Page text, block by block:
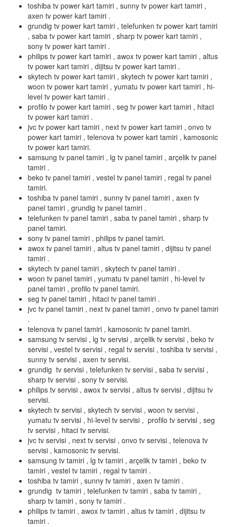
toshiba tv power kart tamiri , sunny tv power kart tamiri ,
axen tv power kart tamiri .
grundig tv power kart tamiri , telefunken tv power kart tamiri
, saba tv power kart tamiri , sharp tv power kart tamiri ,
sony tv power kart tamiri .
philips tv power kart tamiri , awox tv power kart tamiri , altus
tv power kart tamiri , dijitsu tv power kart tamiri .
skytech tv power kart tamiri , skytech tv power kart tamiri ,
woon tv power kart tamiri , yumatu tv power kart tamiri , hi-
level tv power kart tamiri .
profilo tv power kart tamiri , seg tv power kart tamiri , hitaci
tv power kart tamiri .
jvc tv power kart tamiri , next tv power kart tamiri , onvo tv
power kart tamiri , telenova tv power kart tamiri , kamosonic
tv power kart tamiri.
samsung tv panel tamiri , lg tv panel tamiri , arçelik tv panel
tamiri .
beko tv panel tamiri , vestel tv panel tamiri , regal tv panel
tamiri.
toshiba tv panel tamiri , sunny tv panel tamiri , axen tv
panel tamiri , grundig tv panel tamiri .
telefunken tv panel tamiri , saba tv panel tamiri , sharp tv
panel tamiri.
sony tv panel tamiri , philips tv panel tamiri.
awox tv panel tamiri , altus tv panel tamiri , dijitsu tv panel
tamiri .
skytech tv panel tamiri , skytech tv panel tamiri .
woon tv panel tamiri , yumatu tv panel tamiri , hi-level tv
panel tamiri , profilo tv panel tamiri.
seg tv panel tamiri , hitaci tv panel tamiri .
jvc tv panel tamiri , next tv panel tamiri , onvo tv panel tamiri
.
telenova tv panel tamiri , kamosonic tv panel tamiri.
samsung tv servisi , lg tv servisi , arçelik tv servisi , beko tv
servisi , vestel tv servisi , regal tv servisi , toshiba tv servisi ,
sunny tv servisi , axen tv servisi.
grundig tv servisi , telefunken tv servisi , saba tv servisi ,
sharp tv servisi , sony tv servisi.
philips tv servisi , awox tv servisi , altus tv servisi , dijitsu tv
servisi.
skytech tv servisi , skytech tv servisi , woon tv servisi ,
yumatu tv servisi , hi-level tv servisi , profilo tv servisi , seg
tv servisi , hitaci tv servisi.
jvc tv servisi , next tv servisi , onvo tv servisi , telenova tv
servisi , kamosonic tv servisi.
samsung tv tamiri , lg tv tamiri , arçelik tv tamiri , beko tv
tamiri , vestel tv tamiri , regal tv tamiri .
toshiba tv tamiri , sunny tv tamiri , axen tv tamiri .
grundig tv tamiri , telefunken tv tamiri , saba tv tamiri ,
sharp tv tamiri , sony tv tamiri .
philips tv tamiri , awox tv tamiri , altus tv tamiri , dijitsu tv
tamiri .